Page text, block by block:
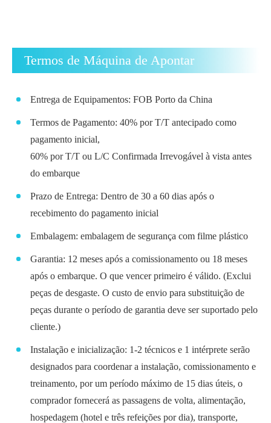
Termos de Máquina de Apontar
Entrega de Equipamentos: FOB Porto da China
Termos de Pagamento: 40% por T/T antecipado como
pagamento inicial,
60% por T/T ou L/C Confirmada Irrevogável à vista antes
do embarque
Prazo de Entrega: Dentro de 30 a 60 dias após o
recebimento do pagamento inicial
Embalagem: embalagem de segurança com filme plástico
Garantia: 12 meses após a comissionamento ou 18 meses
após o embarque. O que vencer primeiro é válido. (Exclui
peças de desgaste. O custo de envio para substituição de
peças durante o período de garantia deve ser suportado pelo
cliente.)
Instalação e inicialização: 1-2 técnicos e 1 intérprete serão
designados para coordenar a instalação, comissionamento e
treinamento, por um período máximo de 15 dias úteis, o
comprador fornecerá as passagens de volta, alimentação,
hospedagem (hotel e três refeições por dia), transporte,